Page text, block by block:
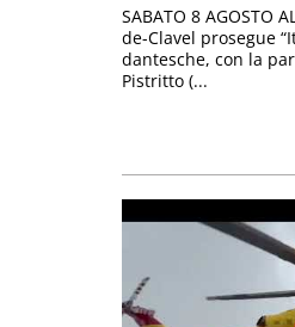
SABATO 8 AGOSTO
de-Clavel prosegue
dantesche, con la
Pistritto (...